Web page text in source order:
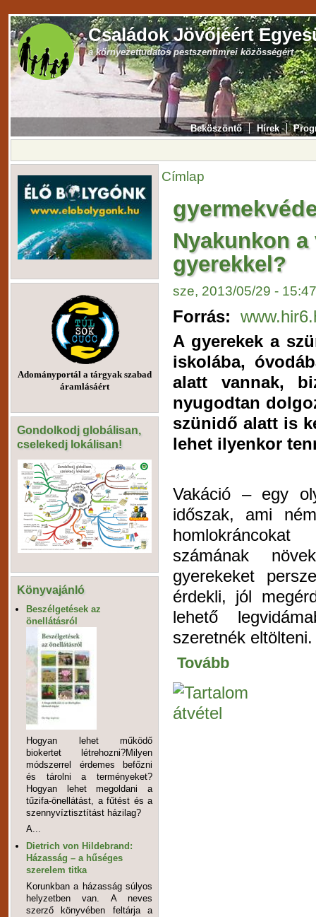
Családok Jövőjéért
a környezettudatos pestszentimrei közösségért
Beköszöntő Hírek
Adományportál a tárgyak szabad
áramlásáért
Gondolkodj globálisan,
cselekedj lokálisan!
Könyvajánló
Beszélgetések az
önellátásról
Hogyan lehet működő
biokertet létrehozni?Milyen
módszerrel érdemes befőzni
és tárolni a terményeket?
Hogyan lehet megoldani a
tűzifa-önellátást, a fűtést és a
szennyvíztisztítást házilag?
A...
Dietrich von Hildebrand:
Házasság – a hűséges
szerelem titka
Korunkban a házasság súlyos
helyzetben van. A neves
szerző könyvében feltárja a
Címlap
Nyakunkon
gyerekkel?
sze, 2013/05/29 - 15:47
Forrás:
A gyerekek a
iskolába,
alatt vannak,
nyugodtan
szünidő alatt is
lehet ilyenkor
Vakáció – egy
időszak, ami
számának
gyerekeket
érdekli, jól
lehető
szeretnék eltölteni.
Tovább